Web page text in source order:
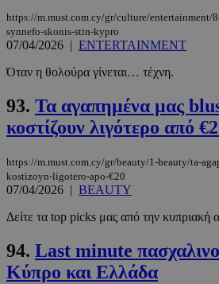
https://m.must.com.cy/gr/culture/entertainment/
synnefo-skonis-stin-kypro
07/04/2026 | ENTERTAINMENT
Όταν η θολούρα γίνεται… τέχνη.
93. Τα αγαπημένα μας
κοστίζουν λιγότερο από
https://m.must.com.cy/gr/beauty/1-beauty/ta-
kostizoyn-ligotero-apo-€20
07/04/2026 | BEAUTY
Δείτε τα top picks μας από την κυπριακή
94. Last minute
Κύπρο και Ελλάδα